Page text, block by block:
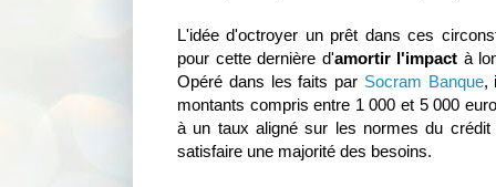
L'idée d'octroyer un prêt dans ces
pour cette dernière d'amortir l'impact à
Opéré dans les faits par Socram Banque,
montants compris entre 1 000 et 5 000
à un taux aligné sur les normes du
satisfaire une majorité des besoins.